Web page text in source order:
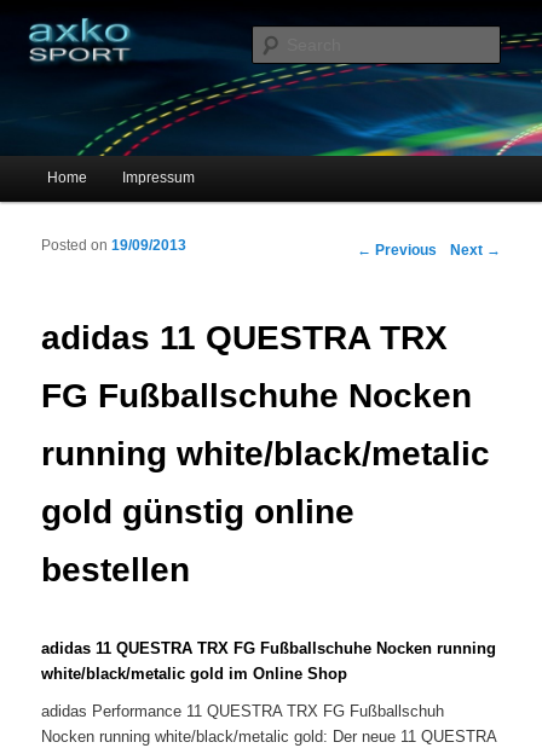
axko-sport – Sportschuhe online
Main menu
Skip to primary content
Skip to secondary content
Home Impressum
Post navigation
← Previous Next →
adidas 11 QUESTRA TRX
FG Fußballschuhe Nocken
running white/black/metalic
gold günstig online
bestellen
Posted on19/09/2013
adidas 11 QUESTRA TRX FG Fußballschuhe Nocken running
white/black/metalic gold im Online Shop
adidas Performance 11 QUESTRA TRX FG Fußballschuh
Nocken running white/black/metalic gold: Der neue 11 QUESTRA